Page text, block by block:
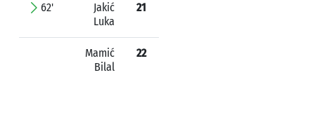
62'
Jakić
Luka
21
Mamić
Bilal
22